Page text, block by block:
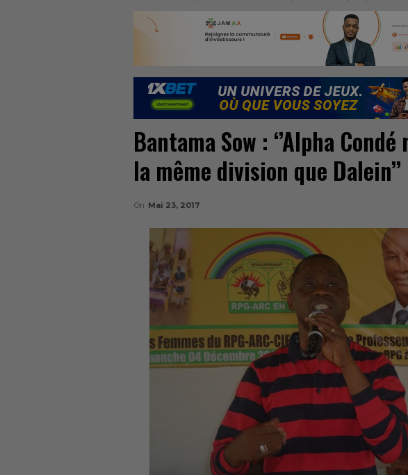
Bantama Sow : ‘’Alpha
la même division que Dalein’’
On Mai 23, 2017